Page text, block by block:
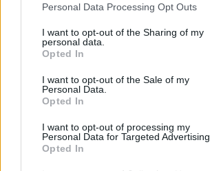
Personal Data Processing Opt Outs
I want to opt-out of the Sharing of my
personal data.
Opted In
I want to opt-out of the Sale of my
Personal Data.
Opted In
I want to opt-out of processing my
Personal Data for Targeted Advertising.
Opted In
ΣΧΕΤΙΚΆ ΆΡΘΡΑ